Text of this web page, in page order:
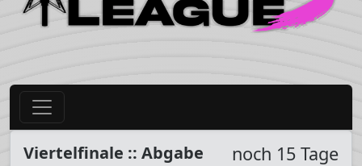
Viertelfinale :: Abgabe noch 15 Tage